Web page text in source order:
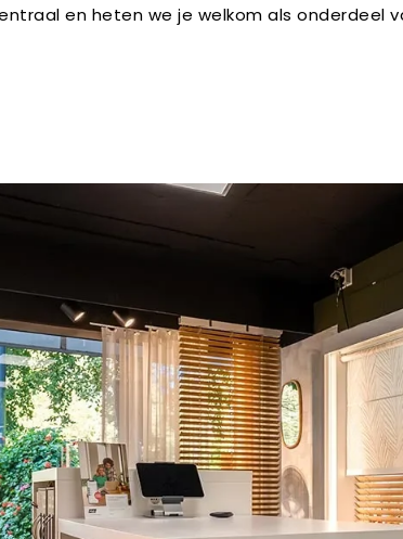
en heten we je welkom als